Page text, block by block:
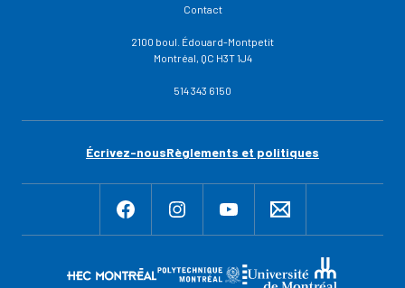
Contact
2100 boul. Édouard-Montpetit
Montréal, QC H3T 1J4
514 343 6150
Écrivez-nousRèglements et politiques